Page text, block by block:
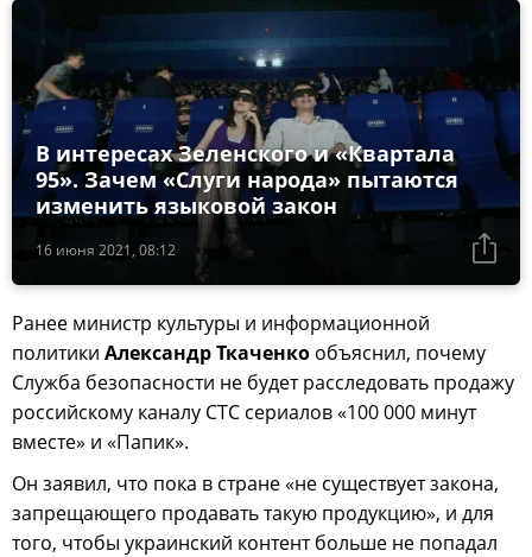
16 июня 2021, 08:12
В интересах Зеленского и «Квартала
95». Зачем «Слуги народа» пытаются
изменить языковой закон
Ранее министр культуры и информационной
политики Александр Ткаченко объяснил, почему
Служба безопасности не будет расследовать продажу
российскому каналу СТС сериалов «100 000 минут
вместе» и «Папик».
Он заявил, что пока в стране «не существует закона,
запрещающего продавать такую продукцию», и для
того, чтобы украинский контент больше не попадал